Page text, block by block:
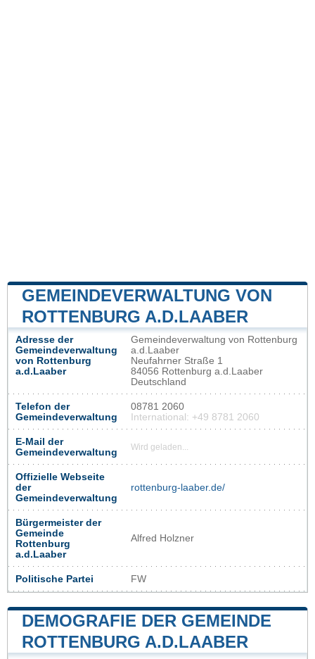
GEMEINDEVERWALTUNG VON
ROTTENBURG A.D.LAABER
Adresse der
Gemeindeverwaltung
von Rottenburg
a.d.Laaber
Gemeindeverwaltung von Rottenburg
a.d.Laaber
Neufahrner Straße 1
84056 Rottenburg a.d.Laaber
Deutschland
Telefon der
Gemeindeverwaltung
08781 2060
International: +49 8781 2060
E-Mail der
Gemeindeverwaltung
Wird geladen...
Offizielle Webseite
der
Gemeindeverwaltung
rottenburg-laaber.de/
Bürgermeister der
Gemeinde
Rottenburg
a.d.Laaber
Alfred Holzner
Politische Partei FW
DEMOGRAFIE DER GEMEINDE
ROTTENBURG A.D.LAABER